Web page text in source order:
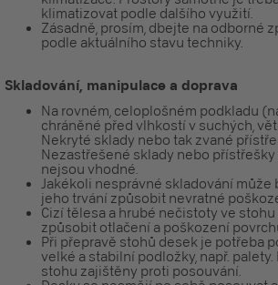
klimatizovat podle dalšího využití.
Zásadně, prosím, dbejte na odborné
podle aktuálního stavu techniky.
Skladování, manipulace a doprava
Na rovném, celoplošném podkladu
chráněné před vlhkostí v suchých,
Nekryté sklady nebo tak zvané
Nezastřešené sklady nebo
nejsou vhodné.
Jakékoli nesprávné skladování může
jeho trvání způsobit nevratné
Cizí tělesa a hrubé nečistoty ve
způsobit otlačení a poškození
Při přepravě stohů desek je potřeba
velké a stabilní podložky, např.
stohu zajištěny proti posouvání.